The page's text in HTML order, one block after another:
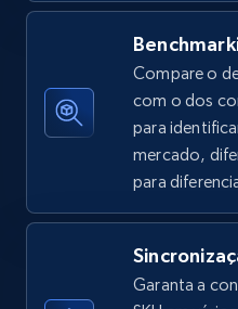
Seller id, URL, Seller
info, Stars, Feedbacks,
2.5K+ 378+
Seller reviews,
Compare o
com o dos
para
mercado,
para
Garanta a